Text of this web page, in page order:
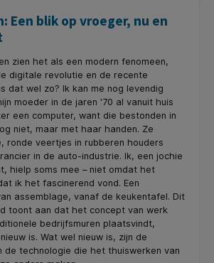
Een blik op vroeger, nu en
zien het als een modern fenomeen,
digitale revolutie en de recente
dat wel zo? Ik kan me nog levendig
moeder in de jaren '70 al vanuit huis
een computer, want die bestonden in
niet, maar met haar handen. Ze
ronde veertjes in rubberen houders
in de auto-industrie. Ik, een jochie
hielp soms mee – niet omdat het
ik het fascinerend vond. Een
assemblage, vanaf de keukentafel. Dit
toont aan dat het concept van werk
bedrijfsmuren plaatsvindt,
is. Wat wel nieuw is, zijn de
de technologie die het thuiswerken van